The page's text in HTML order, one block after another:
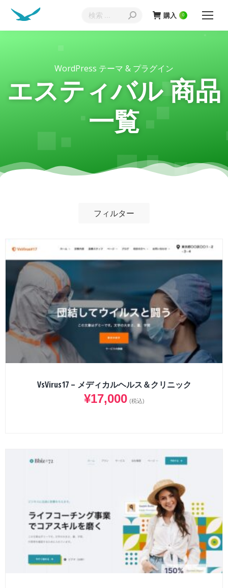
購入 0
WordPress テーマ & プラグイン
エスティバル 商品
一覧
フィルター
VsVirus17 – メディカルヘルス＆クリニック
¥17,000 (税込)